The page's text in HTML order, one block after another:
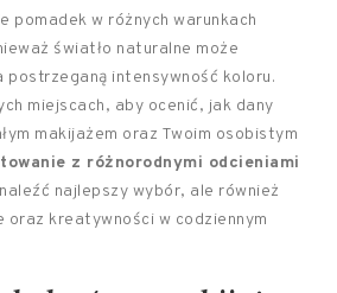
pomadek w różnych warunkach
światło naturalne może
postrzeganą intensywność koloru.
miejscach, aby ocenić, jak dany
makijażem oraz Twoim osobistym
z różnorodnymi odcieniami
najlepszy wybór, ale również
oraz kreatywności w codziennym